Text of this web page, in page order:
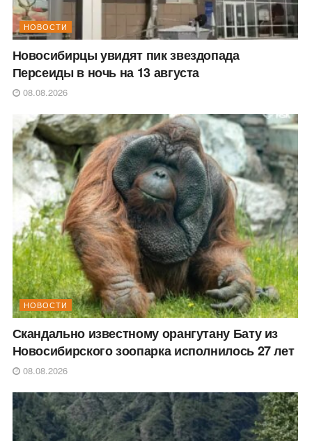
НОВОСТИ
Новосибирцы увидят пик звездопада
Персеиды в ночь на 13 августа
08.08.2026
НОВОСТИ
Скандально известному орангутану Бату из
Новосибирского зоопарка исполнилось 27 лет
08.08.2026